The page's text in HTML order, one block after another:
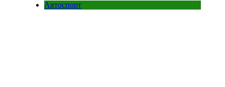
Автоспорт